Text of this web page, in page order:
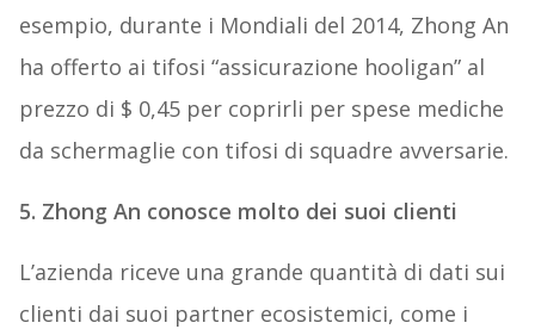
esempio, durante i Mondiali del 2014, Zhong An
ha offerto ai tifosi “assicurazione hooligan” al
prezzo di $ 0,45 per coprirli per spese mediche
da schermaglie con tifosi di squadre avversarie.
5. Zhong An conosce molto dei suoi clienti
L’azienda riceve una grande quantità di dati sui
clienti dai suoi partner ecosistemici, come i